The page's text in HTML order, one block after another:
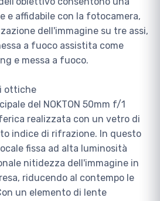
e affidabile con la fotocamera,
dell'immagine su tre assi,
a fuoco assistita come
e messa a fuoco.
ottiche
del NOKTON 50mm f/1
realizzata con un vetro di
indice di rifrazione. In questo
fissa ad alta luminosità
nitidezza dell'immagine in
riducendo al contempo le
un elemento di lente